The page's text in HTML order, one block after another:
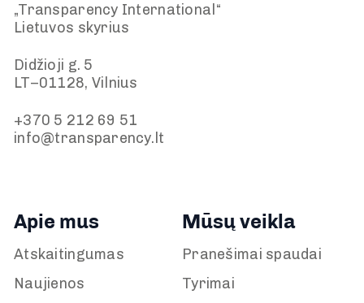
„Transparency International“
Lietuvos skyrius
Didžioji g. 5
LT–01128, Vilnius
+370 5 212 69 51
info@transparency.lt
Apie mus
Atskaitingumas
Naujienos
Mūsų veikla
Pranešimai spaudai
Tyrimai